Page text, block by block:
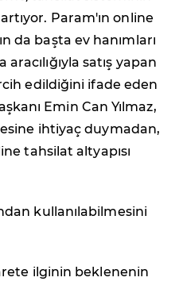
Param'ın online
da başta ev hanımları
satış yapan
edildiğini ifade eden
Emin Can Yılmaz,
ihtiyaç duymadan,
tahsilat altyapısı
kullanılabilmesini
ilginin beklenenin